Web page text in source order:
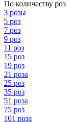
По количеству роз
3 розы
5 роз
7 роз
9 роз
11 роз
15 роз
19 роз
21 роза
25 роз
35 роз
51 роза
75 роз
101 роза